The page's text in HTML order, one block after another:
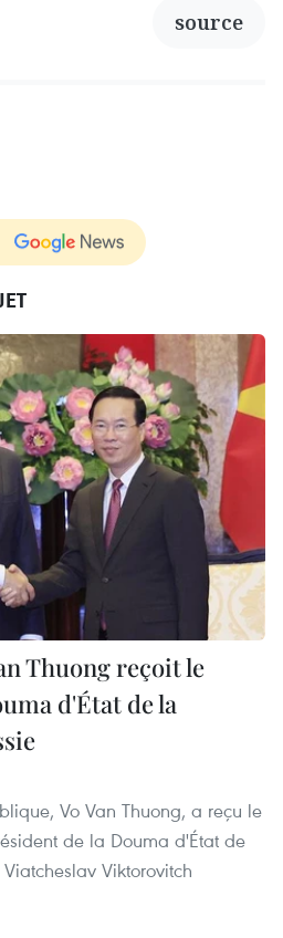
source
Thuong reçoit le
d'État de la
Vo Van Thuong, a reçu le
de la Douma d'État de
Viktorovitch